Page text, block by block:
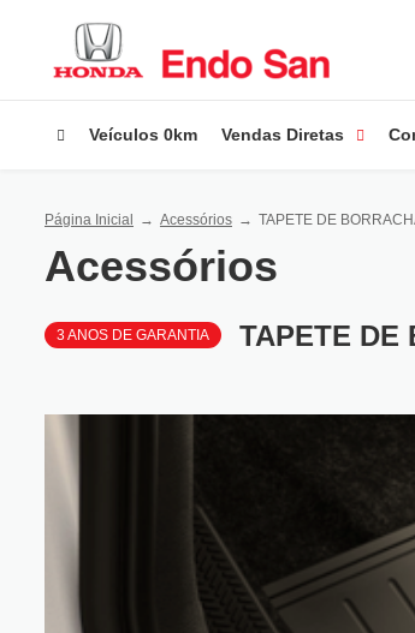
Veículos 0km Vendas Diretas
Página Inicial Acessórios TAPETE DE
Acessórios
3 ANOS DE GARANTIA TAPETE DE